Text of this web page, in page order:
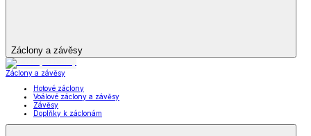
Záclony a závěsy
Záclony a závěsy
Hotové záclony
Voálové záclony a závěsy
Závěsy
Doplňky k záclonám